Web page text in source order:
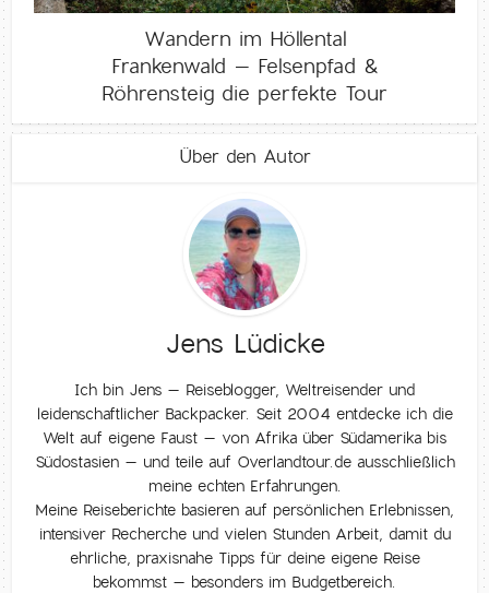
Wandern im Höllental
Frankenwald – Felsenpfad &
Röhrensteig die perfekte Tour
Über den Autor
Jens Lüdicke
Ich bin Jens – Reiseblogger, Weltreisender und
leidenschaftlicher Backpacker. Seit 2004 entdecke ich die
Welt auf eigene Faust – von Afrika über Südamerika bis
Südostasien – und teile auf Overlandtour.de ausschließlich
meine echten Erfahrungen.
Meine Reiseberichte basieren auf persönlichen Erlebnissen,
intensiver Recherche und vielen Stunden Arbeit, damit du
ehrliche, praxisnahe Tipps für deine eigene Reise
bekommst – besonders im Budgetbereich.